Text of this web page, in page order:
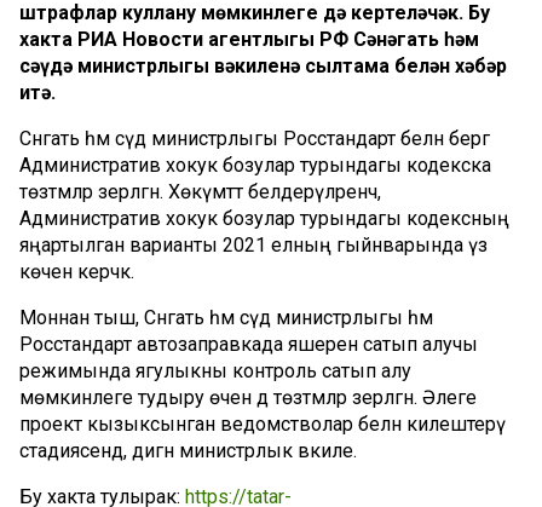
штрафлар куллану мөмкинлеге дә кертеләчәк. Бу
хакта РИА Новости агентлыгы РФ Сәнәгать һәм
сәүдә министрлыгы вәкиленә сылтама белән хәбәр
итә.
Сәнәгать һәм сәүдә министрлыгы Росстандарт белән бергә
Административ хокук бозулар турындагы кодекска
төзәтмәләр әзерләгән. Хөкүмәттә белдерүләренчә,
Административ хокук бозулар турындагы кодексның
яңартылган варианты 2021 елның гыйнварында үз
көченә керәчәк.
Моннан тыш, Сәнәгать һәм сәүдә министрлыгы һәм
Росстандарт автозаправкада яшерен сатып алучы
режимында ягулыкны контроль сатып алу
мөмкинлеге тудыру өчен дә төзәтмәләр әзерләгән. Әлеге
проект кызыксынган ведомстволар белән килештерү
стадиясендә, дигән министрлык вәкиле.
Бу хакта тулырак: https://tatar-